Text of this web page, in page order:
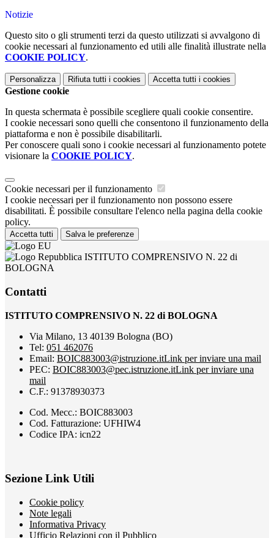
Notizie
Questo sito o gli strumenti terzi da questo utilizzati si avvalgono di
cookie necessari al funzionamento ed utili alle finalità illustrate nella
COOKIE POLICY.
Personalizza Rifiuta tutti i cookies Accetta tutti i cookies
Gestione cookie
In questa schermata è possibile scegliere quali cookie consentire.
I cookie necessari sono quelli che consentono il funzionamento della
piattaforma e non è possibile disabilitarli.
Per conoscere quali sono i cookie necessari al funzionamento potete
visionare la COOKIE POLICY.
Cookie necessari per il funzionamento
I cookie necessari per il funzionamento non possono essere
disabilitati. È possibile consultare l'elenco nella pagina della cookie
policy.
Accetta tutti Salva le preferenze
ISTITUTO COMPRENSIVO N. 22 di
BOLOGNA
Contatti
ISTITUTO COMPRENSIVO N. 22 di BOLOGNA
Via Milano, 13 40139 Bologna (BO)
Tel: 051 462076
Email: BOIC883003@istruzione.itLink per inviare una mail
PEC: BOIC883003@pec.istruzione.itLink per inviare una
mail
C.F.: 91378930373
Cod. Mecc.: BOIC883003
Cod. Fatturazione: UFHIW4
Codice IPA: icn22
Sezione Link Utili
Cookie policy
Note legali
Informativa Privacy
Ufficio Relazioni con il Pubblico